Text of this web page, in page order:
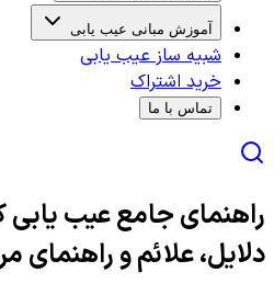
آموزش مبانی عیب یابی
شبیه ساز عیب یابی
خرید اشتراک
تماس با ما
دلایل، علائم و راهنمای